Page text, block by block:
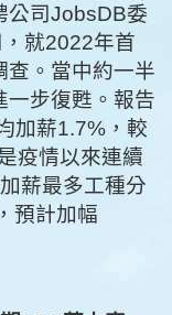
公司JobsDB委
就2022年首
查。當中約一半
一步復甦。報告
加薪1.7%，較
疫情以來連續
薪最多工種分
預計加幅